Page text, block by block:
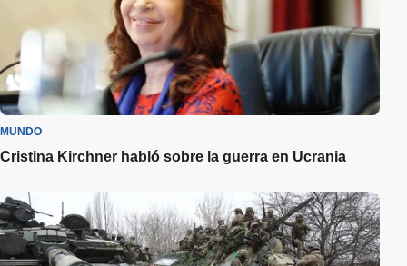
MUNDO
Cristina Kirchner habló sobre la guerra en Ucrania